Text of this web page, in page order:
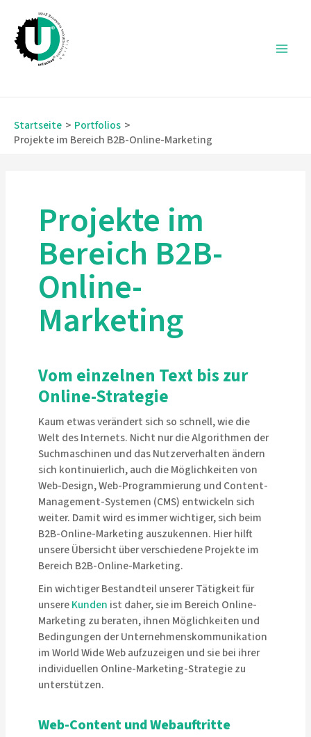
Inhalt
springen
Startseite
Portfolios
Projekte im Bereich B2B-Online-Marketing
Projekte im
Bereich B2B-
Online-
Marketing
Vom einzelnen Text bis zur
Online-Strategie
Kaum etwas verändert sich so schnell, wie die
Welt des Internets. Nicht nur die Algorithmen der
Suchmaschinen und das Nutzerverhalten ändern
sich kontinuierlich, auch die Möglichkeiten von
Web-Design, Web-Programmierung und Content-
Management-Systemen (CMS) entwickeln sich
weiter. Damit wird es immer wichtiger, sich beim
B2B-Online-Marketing auszukennen. Hier hilft
unsere Übersicht über verschiedene Projekte im
Bereich B2B-Online-Marketing.
Ein wichtiger Bestandteil unserer Tätigkeit für
unsereKunden ist daher, sie im Bereich Online-
Marketing zu beraten, ihnen Möglichkeiten und
Bedingungen der Unternehmenskommunikation
im World Wide Web aufzuzeigen und sie bei ihrer
individuellen Online-Marketing-Strategie zu
unterstützen.
Web-Content und Webauftritte